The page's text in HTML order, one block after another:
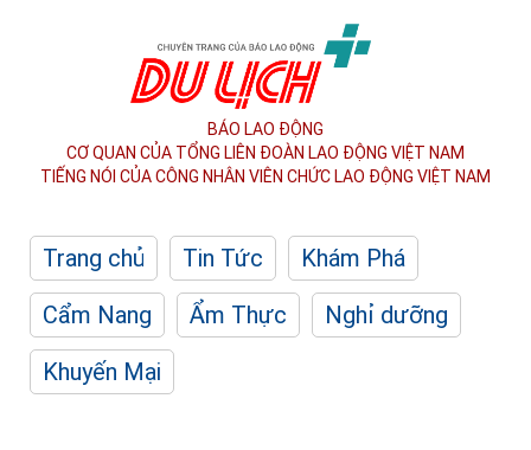
BÁO LAO ĐỘNG
CƠ QUAN CỦA TỔNG LIÊN ĐOÀN LAO ĐỘNG VIỆT NAM
TIẾNG NÓI CỦA CÔNG NHÂN VIÊN CHỨC LAO ĐỘNG VIỆT NAM
Trang chủ Tin Tức
Khám Phá
Cẩm Nang
Ẩm Thực
Nghỉ dưỡng
Khuyến Mại